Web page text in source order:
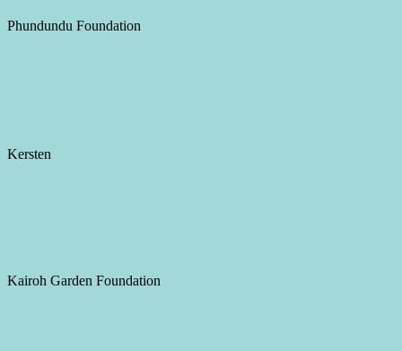
Phundundu Foundation
Kersten
Kairoh Garden Foundation